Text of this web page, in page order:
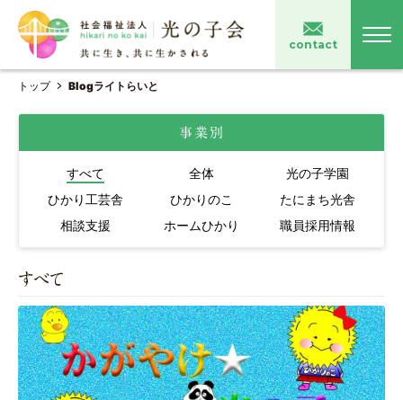
contact
トップ Blogライトらいと
事業別
すべて 全体
光の子学園
ひかり工芸舎
ひかりのこ
たにまち光舎
相談支援
ホームひかり 職員採用情報
すべて